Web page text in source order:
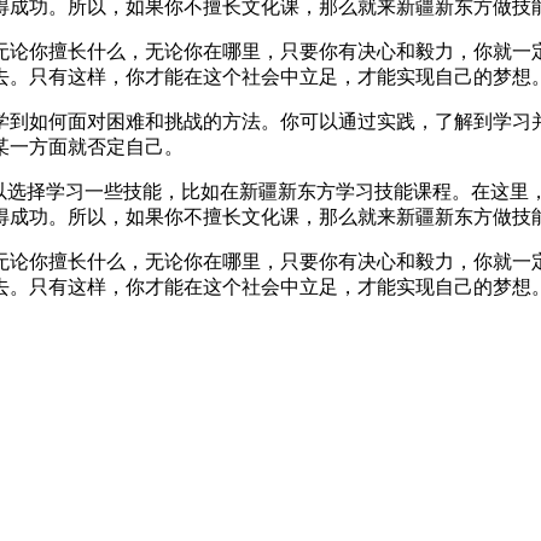
功。所以，如果你不擅长文化课，那么就来新疆新东方做技
你擅长什么，无论你在哪里，只要你有决心和毅力，你就
只有这样，你才能在这个社会中立足，才能实现自己的梦想
如何面对困难和挑战的方法。你可以通过实践，了解到学
方面就否定自己。
择学习一些技能，比如在新疆新东方学习技能课程。在这
功。所以，如果你不擅长文化课，那么就来新疆新东方做技
你擅长什么，无论你在哪里，只要你有决心和毅力，你就
只有这样，你才能在这个社会中立足，才能实现自己的梦想